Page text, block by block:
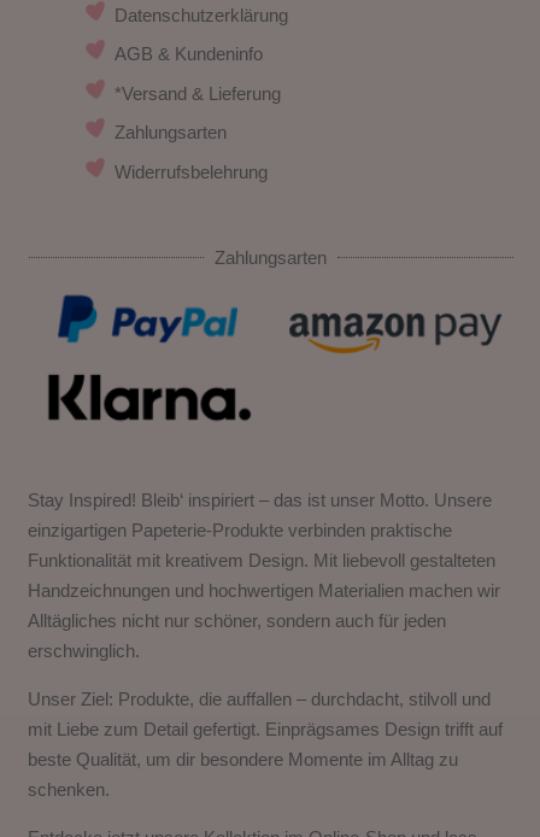
Datenschutzerklärung
AGB & Kundeninfo
*Versand & Lieferung
Zahlungsarten
Widerrufsbelehrung
Zahlungsarten
Stay Inspired! Bleib‘ inspiriert – das ist unser Motto. Unsere
einzigartigen Papeterie-Produkte verbinden praktische
Funktionalität mit kreativem Design. Mit liebevoll gestalteten
Handzeichnungen und hochwertigen Materialien machen wir
Alltägliches nicht nur schöner, sondern auch für jeden
erschwinglich.
Unser Ziel: Produkte, die auffallen – durchdacht, stilvoll und
mit Liebe zum Detail gefertigt. Einprägsames Design trifft auf
beste Qualität, um dir besondere Momente im Alltag zu
schenken.